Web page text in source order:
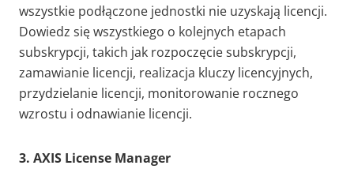
wszystkie podłączone jednostki nie uzyskają licencji.
Dowiedz się wszystkiego o kolejnych etapach
subskrypcji, takich jak rozpoczęcie subskrypcji,
zamawianie licencji, realizacja kluczy licencyjnych,
przydzielanie licencji, monitorowanie rocznego
wzrostu i odnawianie licencji.
3. AXIS License Manager